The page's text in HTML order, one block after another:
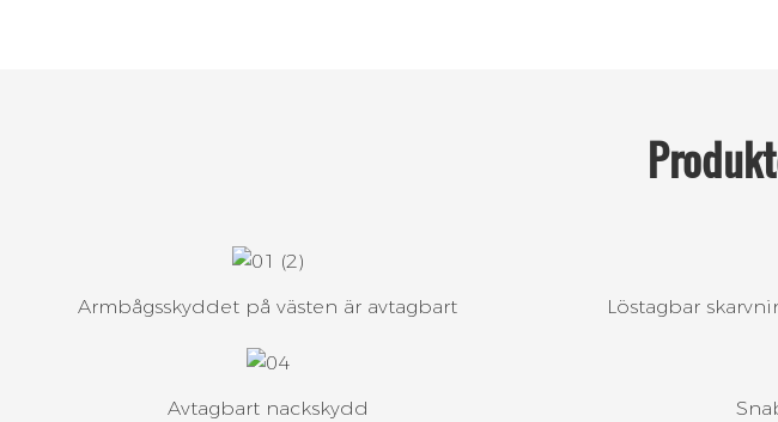
Armbågsskyddet på västen är avtagbart Löstagbar
Avtagbart nackskydd